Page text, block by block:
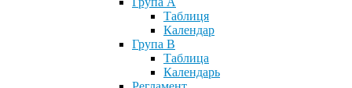
Таблиця
Календар
Група В
Таблица
Календарь